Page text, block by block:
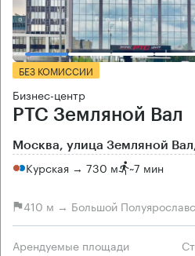
БЕЗ КОМИССИИ
Бизнес-центр
РТС Земляной Вал
Москва, улица Земляной
Курская → 730 м ~7 мин
410 м → Большой
Арендуемые площади